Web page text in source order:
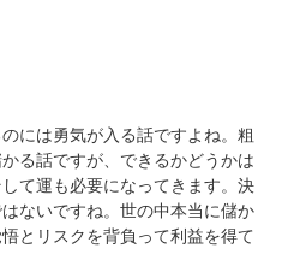
には勇気が入る話ですよね。粗
る話ですが、できるかどうかは
て運も必要になってきます。決
ないですね。世の中本当に儲か
とリスクを背負って利益を得て